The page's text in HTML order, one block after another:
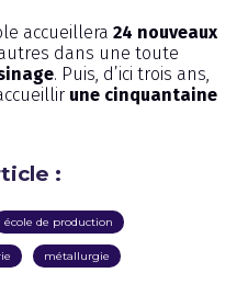
accueillera 24 nouveaux
autres dans une toute
. Puis, d’ici trois ans,
une cinquantaine
:
école de production
métallurgie